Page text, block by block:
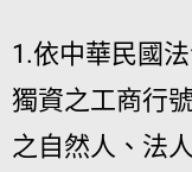
1.依中華民國
獨資之工商行
之自然人、法